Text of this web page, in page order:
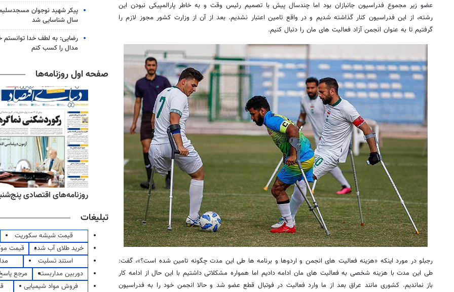
عضو زیر مجموع فدراسیون جانبازان بود اما چندسال پیش با تصمیم رئیس وقت و به خاطر پارالمپیکی نبودن این
رشته، از این فدراسیون کنار گذاشته شدیم و در واقع تامین اعتبار نشدیم. بعد از آن از وزارت کشور مجوز لازم را
گرفتیم تا به عنوان انجمن آزاد فعالیت های مان را دنبال کنیم.
رجبلو در مورد اینکه «هزینه فعالیت های انجمن و اردوها و برنامه ها طی این مدت چگونه تامین شده است؟»، گفت:
طی این مدت با هزینه شخصی به فعالیت های مان ادامه دادیم اما همواره مشکلاتی داشتیم با این حال از ادامه کار
باز نماندیم. کشوری مانند عراق بعد از ما وارد فعالیت در فوتبال قطع عضو شد و حالا انجمن خود را به فدراسیون
سال شناسایی شد
رضایی: به لطف خدا توانستم
مدال را کسب کنم
صفحه اول روزنامه‌ها
روزنامه‌های اقتصادی چهارشنبه ۱۴ مرداد ۱۴۰۵ روزنامه‌های ورزشی پنج‌شنبه ۱۵ مرداد ۱۴۰۵ روزنامه‌های اقتصادی پنج‌شنبه ۱۵ مرداد
تبلیغات
قیمت شیشه سکوریت
خرید طلای آب شده
قیمت
استند تسلیت
دوربین مداربسته
مرجع
فروش مواد شیمیایی